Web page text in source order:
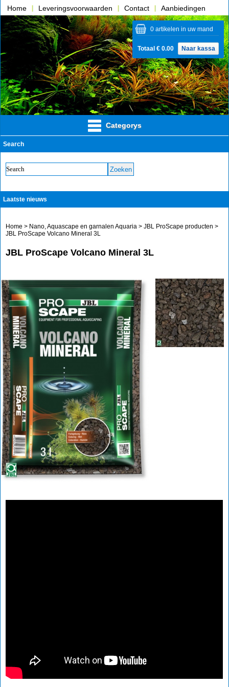
Home Leveringsvoorwaarden Contact
Aanbiedingen
Over ons
Categorys
Search
Laatste nieuws
0 artikelen in uw mand
Totaal € 0.00 Naar kassa
Home > Nano, Aquascape en garnalen Aquaria > JBL ProScape producten >
JBL ProScape Volcano Mineral 3L
JBL ProScape Volcano Mineral 3L